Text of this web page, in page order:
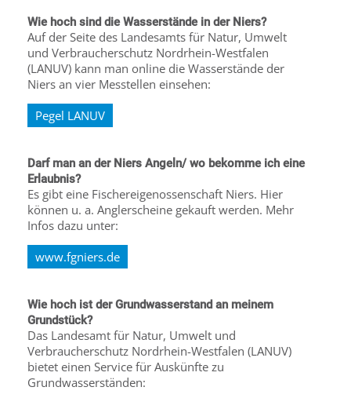
Wie hoch sind die Wasserstände in der Niers?
Auf der Seite des Landesamts für Natur, Umwelt
und Verbraucherschutz Nordrhein-Westfalen
(LANUV) kann man online die Wasserstände der
Niers an vier Messtellen einsehen:
Pegel LANUV
Darf man an der Niers Angeln/ wo bekomme ich eine
Erlaubnis?
Es gibt eine Fischereigenossenschaft Niers. Hier
können u. a. Anglerscheine gekauft werden. Mehr
Infos dazu unter:
www.fgniers.de
Wie hoch ist der Grundwasserstand an meinem
Grundstück?
Das Landesamt für Natur, Umwelt und
Verbraucherschutz Nordrhein-Westfalen (LANUV)
bietet einen Service für Auskünfte zu
Grundwasserständen: